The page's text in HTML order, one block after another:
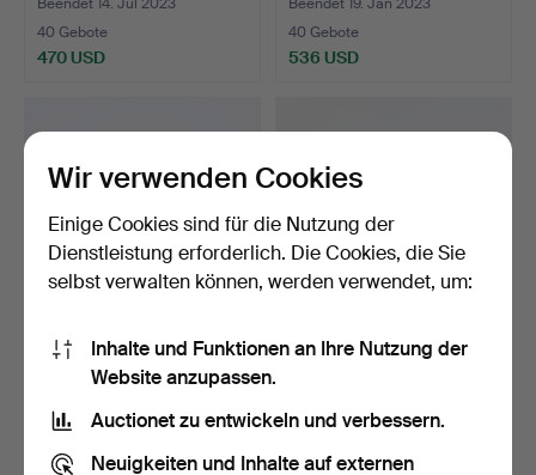
40 Gebote
470 USD
40 Gebote
536 USD
ASK, Läkerol Tablet-
Hülle aus vergoldetem …
40 Gebote
1.223 USD
Paar silberne
2.637 USD
Wir verwenden Cookies
Einige Cookies sind für die Nutzung der
Dienstleistung erforderlich. Die Cookies, die Sie
selbst verwalten können, werden verwendet, um:
Inhalte und Funktionen an Ihre Nutzung der
Website anzupassen.
Auctionet zu entwickeln und verbessern.
Neuigkeiten und Inhalte auf externen